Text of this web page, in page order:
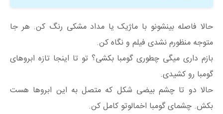
حالا فاصله بینشونو با ماژیک یا مداد مشکی رنگ کن. هر جا
متوجه منظورم نشدی فیلم و نگاه کن.
بازم داری میگی چطوری گومبا بکشی؟ تو تا اینجا تازه ابروهای
گومبا رو کشیدی.
حالا دو تا چشم بیضی شکل که متصل به این ابروها هست
بکش. چشمای گومبا اخمالوتو کامل کن.